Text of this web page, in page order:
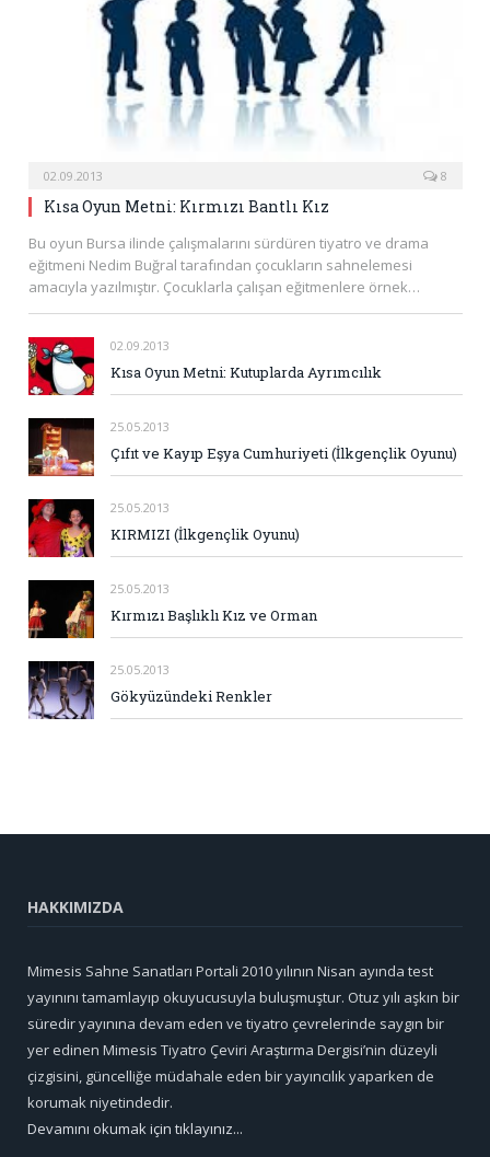
02.09.2013 8
Kısa Oyun Metni: Kırmızı Bantlı Kız
Bu oyun Bursa ilinde çalışmalarını sürdüren tiyatro ve drama
eğitmeni Nedim Buğral tarafından çocukların sahnelemesi
amacıyla yazılmıştır. Çocuklarla çalışan eğitmenlere örnek…
02.09.2013
Kısa Oyun Metni: Kutuplarda Ayrımcılık
25.05.2013
Çıfıt ve Kayıp Eşya Cumhuriyeti (İlkgençlik Oyunu)
25.05.2013
KIRMIZI (İlkgençlik Oyunu)
25.05.2013
Kırmızı Başlıklı Kız ve Orman
25.05.2013
Gökyüzündeki Renkler
HAKKIMIZDA
Mimesis Sahne Sanatları Portali 2010 yılının Nisan ayında test
yayınını tamamlayıp okuyucusuyla buluşmuştur. Otuz yılı aşkın bir
süredir yayınına devam eden ve tiyatro çevrelerinde saygın bir
yer edinen Mimesis Tiyatro Çeviri Araştırma Dergisi’nin düzeyli
çizgisini, güncelliğe müdahale eden bir yayıncılık yaparken de
korumak niyetindedir.
Devamını okumak için tıklayınız...